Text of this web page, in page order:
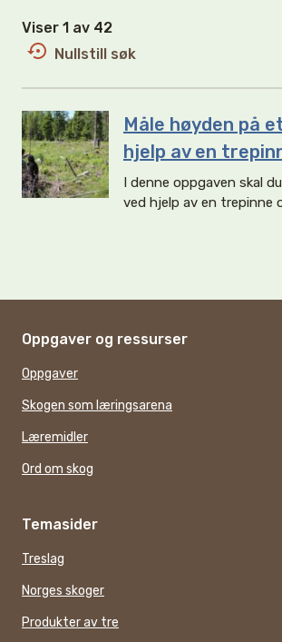
Viser 1 av 42
Nullstill søk
Måle høyden på
hjelp av en
I denne oppgaven skal
ved hjelp av en trepinne
Oppgaver og ressurser
Oppgaver
Skogen som læringsarena
Læremidler
Ord om skog
Temasider
Treslag
Norges skoger
Produkter av tre